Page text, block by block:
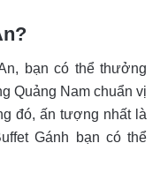
bạn có thể thưởng
Quảng Nam chuẩn vị
đó, ấn tượng nhất là
Gánh bạn có thể